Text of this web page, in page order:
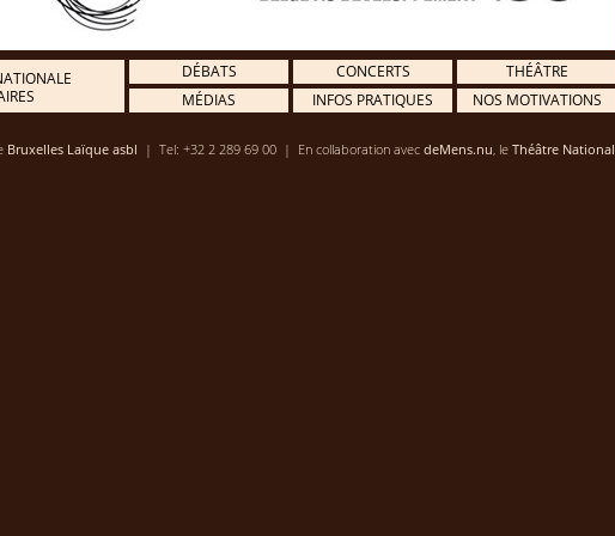
DÉBATS CONCERTS THÉÂTRE
MÉDIAS
INFOS PRATIQUES
NOS MOTIVATIONS
Bruxelles Laïque asbl | Tel: +32 2 289 69 00 | En collaboration avec deMens.nu, le Théâtre National